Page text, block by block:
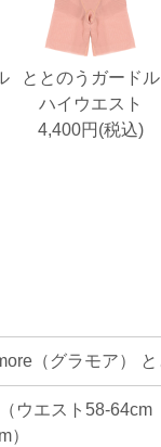
ととのうガードル
ハイウエスト
4,400円(税込)
（グラモア）
（ウエスト58-
）